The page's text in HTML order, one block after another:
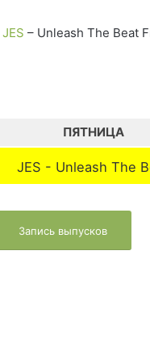
JES – Unleash The Beat
ПЯТНИЦА
JES - Unleash The
Запись выпусков